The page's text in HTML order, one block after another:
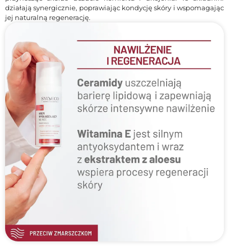
działają synergicznie, poprawiając kondycję skóry i wspomagając
jej naturalną regenerację.